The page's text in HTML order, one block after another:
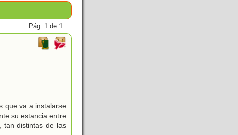
Pág. 1 de 1.
que va a instalarse
su estancia entre
tan distintas de las